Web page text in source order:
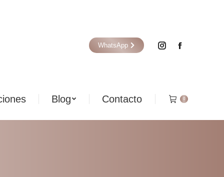
WhatsApp
Blog Contacto 0